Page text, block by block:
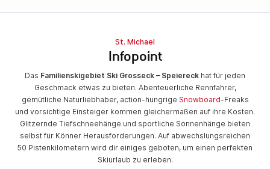
St. Michael
Infopoint
Das Familienskigebiet Ski Grosseck – Speiereck hat für jeden
Geschmack etwas zu bieten. Abenteuerliche Rennfahrer,
gemütliche Naturliebhaber, action-hungrige Snowboard-Freaks
und vorsichtige Einsteiger kommen gleichermaßen auf ihre Kosten.
Glitzernde Tiefschneehänge und sportliche Sonnenhänge bieten
selbst für Könner Herausforderungen. Auf abwechslungsreichen
50 Pistenkilometern wird dir einiges geboten, um einen perfekten
Skiurlaub zu erleben.